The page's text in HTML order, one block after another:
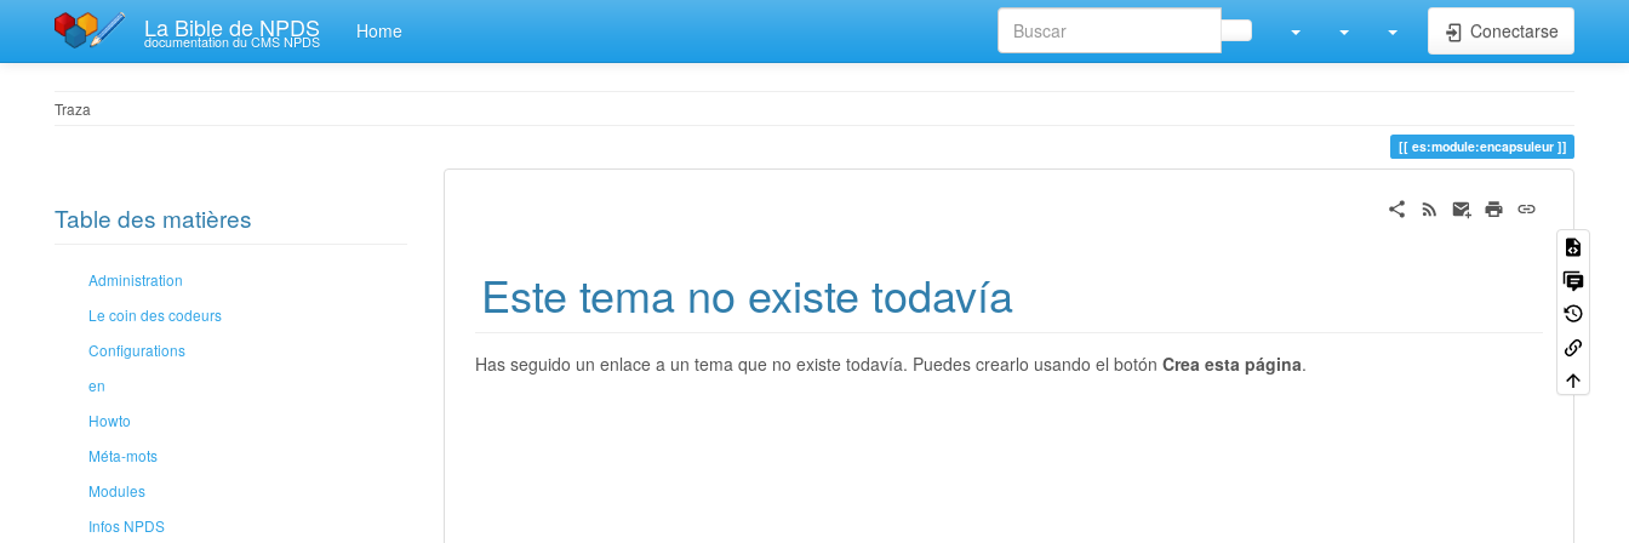
La Bible de NPDS
documentation du CMS NPDS Home Conectarse
Traza
es:module:encapsuleur
Table des matières
Administration
Le coin des codeurs
Configurations
en
Howto
Méta-mots
Modules
Infos NPDS
Este tema no existe todavía
Has seguido un enlace a un tema que no existe todavía. Puedes crearlo usando el botón Crea esta página.